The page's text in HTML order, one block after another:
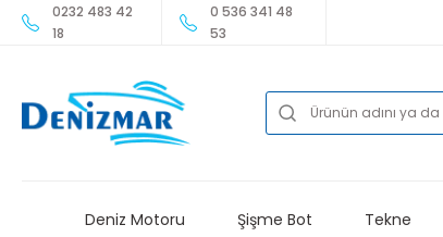
0232 483 42
18
0 536 341 48
53
Deniz Motoru Şişme Bot Tekne